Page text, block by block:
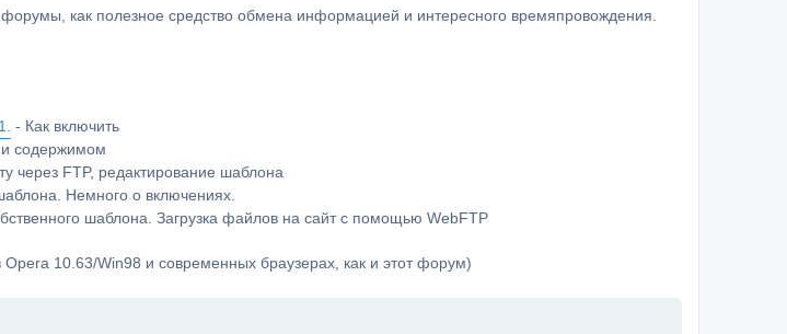
как полезное средство обмена информацией и интересного времяпровождения.
- Как включить
содержимом
через FTP, редактирование шаблона
Немного о включениях.
шаблона. Загрузка файлов на сайт с помощью WebFTP
Opera 10.63/Win98 и современных браузерах, как и этот форум)